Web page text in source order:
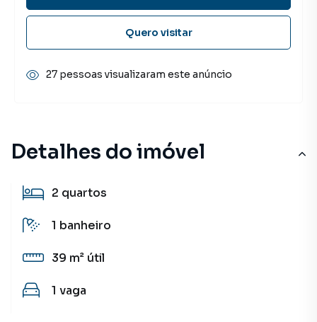
Detalhes do imóvel
2 quartos
1 banheiro
39 m² útil
1 vaga
Quero visitar
27 pessoas visualizaram este anúncio